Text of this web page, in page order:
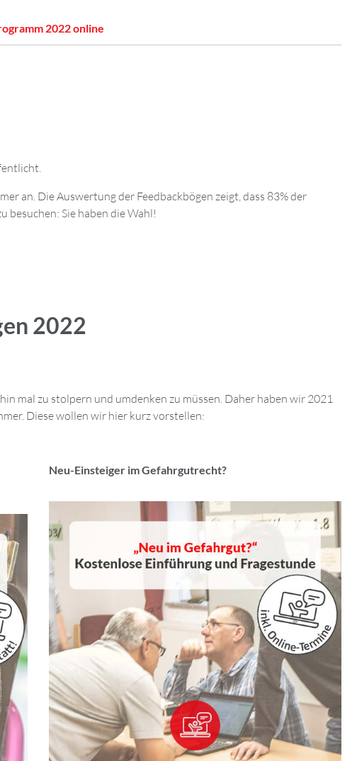
2022 online
an. Die Auswertung der Feedbackbögen zeigt, dass 83% der
Sie haben die Wahl!
2022
mal zu stolpern und umdenken zu müssen. Daher haben wir 2021
Diese wollen wir hier kurz vorstellen:
Neu-Einsteiger im Gefahrgutrecht?